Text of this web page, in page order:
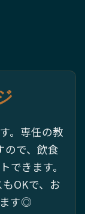
。専任の教
ので、飲食
できます。
OKで、お
ます◎